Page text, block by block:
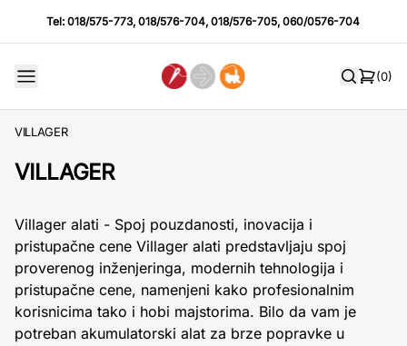
Tel:018/575-773,018/576-704,018/576-705,060/0576-704
(0)
VILLAGER
VILLAGER
Villager alati - Spoj pouzdanosti, inovacija i
pristupačne cene Villager alati predstavljaju spoj
proverenog inženjeringa, modernih tehnologija i
pristupačne cene, namenjeni kako profesionalnim
korisnicima tako i hobi majstorima. Bilo da vam je
potreban akumulatorski alat za brze popravke u